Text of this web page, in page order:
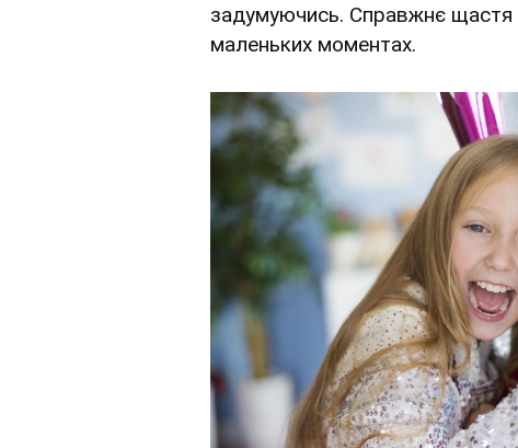
задумуючись. Справжнє щастя
маленьких моментах.